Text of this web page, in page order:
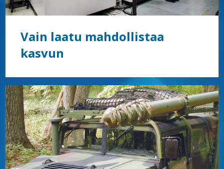
Vain laatu mahdollistaa
kasvun